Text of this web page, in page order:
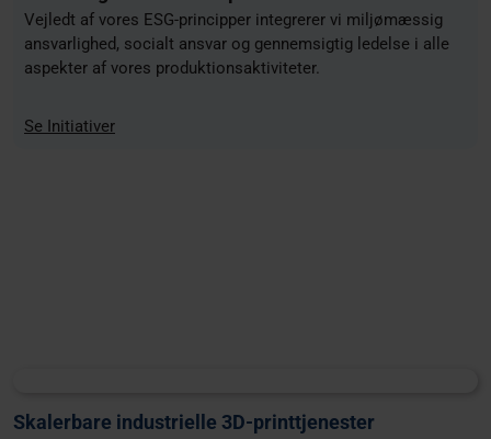
Vejledt af vores ESG-principper integrerer vi miljømæssig
ansvarlighed, socialt ansvar og gennemsigtig ledelse i alle
aspekter af vores produktionsaktiviteter.
Se Initiativer
Skalerbare industrielle 3D-printtjenester